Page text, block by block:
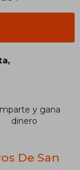
y gana
dinero
De San